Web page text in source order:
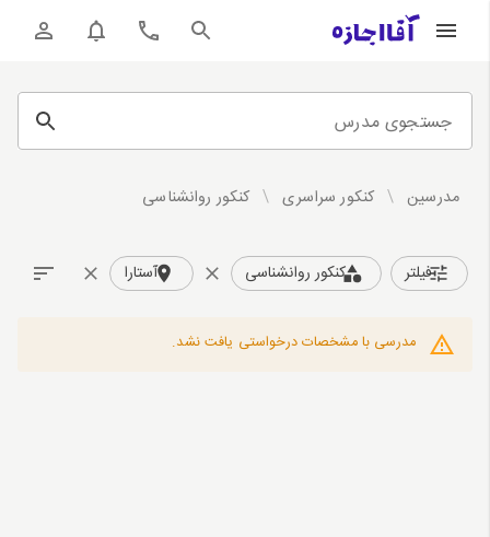
جستجوی مدرس
مدرسین / کنکور سراسری / کنکور روانشناسی
فیلتر کنکور روانشناسی آستارا
مدرسی با مشخصات درخواستی یافت نشد.